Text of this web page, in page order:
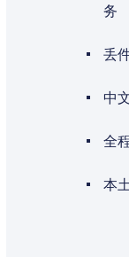
务
丢
中
全
本